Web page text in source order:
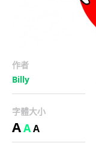
作者
Billy
字體大小
AAA